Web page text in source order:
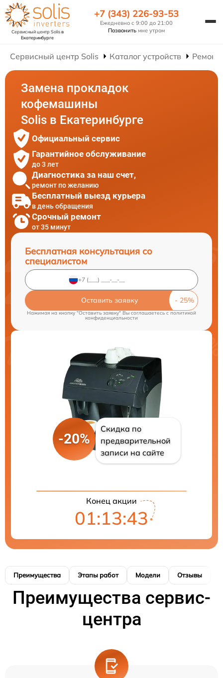
Сервисный центр Solisв
Екатеринбурге
+7 (343) 226-93-53
Ежедневно с 9:00 до 21:00
Позвонить мне утром
Сервисный центр Solis Каталог устройств
Замена прокладок
кофемашины
Solis в Екатеринбурге
Официальный сервис
Гарантийное обслуживание
до 3 лет
Диагностика за наш счет,
ремонт по желанию
Бесплатный выезд курьера
в день обращения
Срочный ремонт
от 35 минут
Бесплатная консультация со
специалистом
Оставить заявку
Нажимая на кнопку "Оставить заявку" Вы соглашаетесь cполитикой
конфиденциальности
-20%
Скидка по
предварительной
записи на сайте
Конец акции
01:13:43
Преимущества Этапы работ Модели Отзывы
Преимущества сервис-
центра